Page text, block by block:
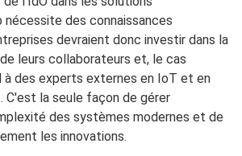
des connaissances
devraient donc investir dans la
leurs collaborateurs et, le cas
à des experts externes en IoT et en
C'est la seule façon de gérer
des systèmes modernes et de
les innovations.